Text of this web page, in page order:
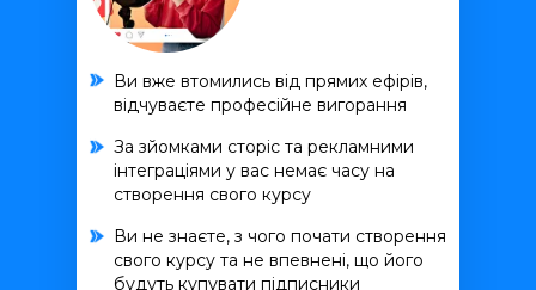
Ви вже втомились від прямих ефірів,
відчуваєте професійне вигорання
За зйомками сторіс та рекламними
інтеграціями у вас немає часу на
створення свого курсу
Ви не знаєте, з чого почати створення
свого курсу та не впевнені, що його
будуть купувати підписники